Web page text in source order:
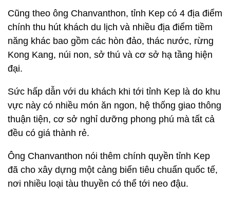
Cũng theo ông Chanvanthon, tỉnh Kep có 4 địa điểm
chính thu hút khách du lịch và nhiều địa điểm tiềm
năng khác bao gồm các hòn đảo, thác nước, rừng
Kong Kang, núi non, sở thú và cơ sở hạ tầng hiện
đại.
Sức hấp dẫn với du khách khi tới tỉnh Kep là do khu
vực này có nhiều món ăn ngon, hệ thống giao thông
thuận tiện, cơ sở nghỉ dưỡng phong phú mà tất cả
đều có giá thành rẻ.
Ông Chanvanthon nói thêm chính quyền tỉnh Kep
đã cho xây dựng một cảng biển tiêu chuẩn quốc tế,
nơi nhiều loại tàu thuyền có thể tới neo đậu.